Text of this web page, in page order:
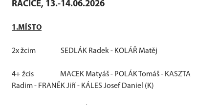
RAČICE, 13.-14.06.2026
1.MÍSTO
2x žcim SEDLÁK Radek - KOLÁŘ Matěj
4+ žcis
MACEK Matyáš - POLÁK Tomáš - KASZTA
Radim - FRANĚK Jiří - KÁLES Josef Daniel (K)